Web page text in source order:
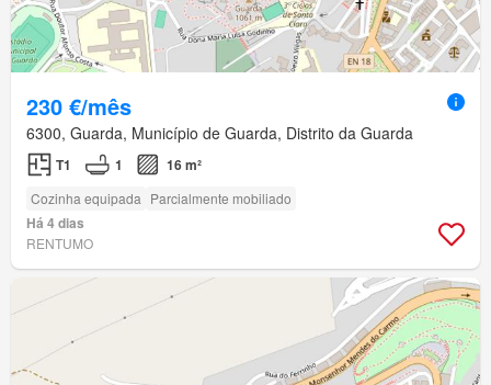
230 €/mês
6300, Guarda, Município de Guarda, Distrito da Guarda
T1 1 16 m²
Cozinha equipada Parcialmente mobiliado
Há 4 dias
RENTUMO